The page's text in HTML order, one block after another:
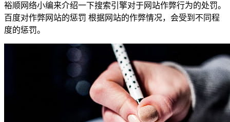
裕顺网络小编来介绍一下搜索引擎对于网站作弊行为的处罚。
百度对作弊网站的惩罚 根据网站的作弊情况，会受到不同程
度的惩罚。